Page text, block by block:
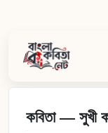
কবিতা — সুখী